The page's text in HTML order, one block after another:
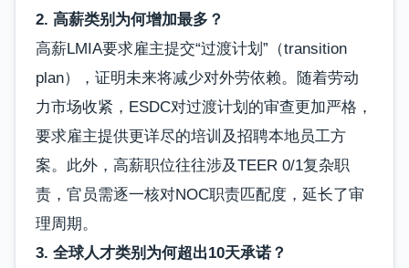
2. 高薪类别为何增加最多？
高薪LMIA要求雇主提交“过渡计划”（transition
plan），证明未来将减少对外劳依赖。随着劳动
力市场收紧，ESDC对过渡计划的审查更加严格，
要求雇主提供更详尽的培训及招聘本地员工方
案。此外，高薪职位往往涉及TEER 0/1复杂职
责，官员需逐一核对NOC职责匹配度，延长了审
理周期。
3. 全球人才类别为何超出10天承诺？